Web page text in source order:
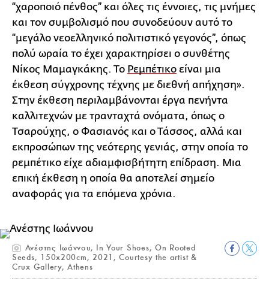
“χαροποιό πένθος” και όλες τις έννοιες, τις μνήμες
και τον συμβολισμό που συνοδεύουν αυτό το
“μεγάλο νεοελληνικό πολιτιστικό γεγονός”, όπως
πολύ ωραία το έχει χαρακτηρίσει ο συνθέτης
Νίκος Μαμαγκάκης. Το Ρεμπέτικο είναι μια
έκθεση σύγχρονης τέχνης με διεθνή απήχηση».
Στην έκθεση περιλαμβάνονται έργα πενήντα
καλλιτεχνών με τρανταχτά ονόματα, όπως ο
Τσαρούχης, ο Φασιανός και ο Τάσσος, αλλά και
εκπροσώπων της νεότερης γενιάς, στην οποία το
ρεμπέτικο είχε αδιαμφισβήτητη επίδραση. Μια
επική έκθεση η οποία θα αποτελεί σημείο
αναφοράς για τα επόμενα χρόνια.
Ανέστης Ιωάννου, In Your Shoes, On Rooted
Seeds, 150x200cm, 2021, Courtesy the artist &
Crux Gallery, Athens